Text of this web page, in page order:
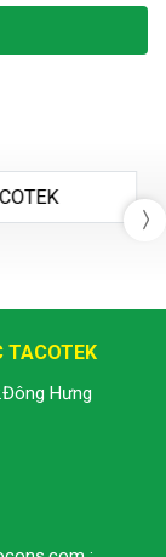
TACOTEK
Hưng